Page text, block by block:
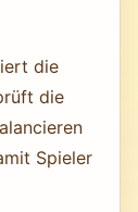
die
die
Spieler